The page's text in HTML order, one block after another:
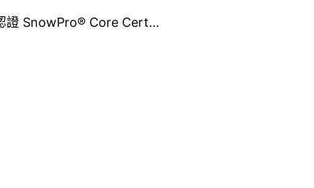
證 SnowPro® Core Cert…